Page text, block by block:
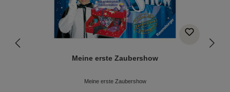
Meine erste Zaubershow
Meine erste Zaubershow